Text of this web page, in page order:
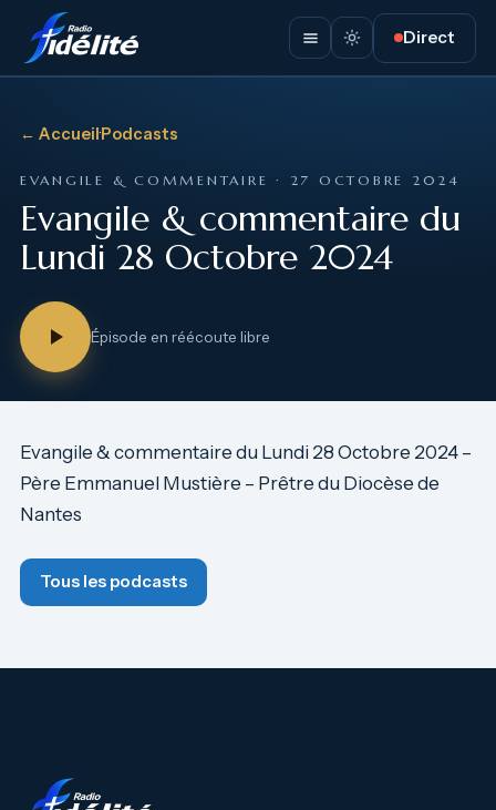
Direct
← Accueil·Podcasts
EVANGILE & COMMENTAIRE · 27 OCTOBRE 2024
Evangile & commentaire du
Lundi 28 Octobre 2024
Épisode en réécoute libre
Evangile & commentaire du Lundi 28 Octobre 2024 –
Père Emmanuel Mustière – Prêtre du Diocèse de
Nantes
Tous les podcasts